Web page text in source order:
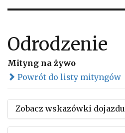
Odrodzenie
Mityng na żywo
Powrót do listy mityngów
Zobacz wskazówki dojazdu